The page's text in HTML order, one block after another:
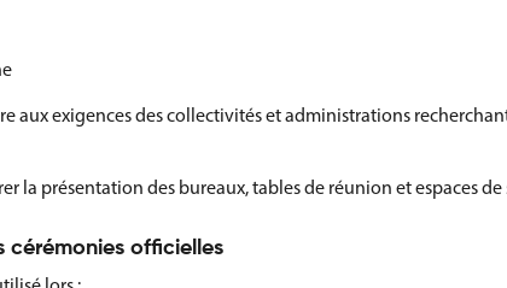
aux exigences des collectivités et administrations
la présentation des bureaux, tables de réunion et espaces
cérémonies officielles